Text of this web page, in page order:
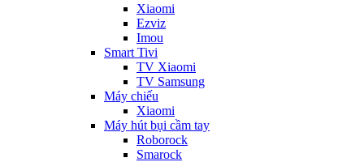
Xiaomi
Ezviz
Imou
Smart Tivi
TV Xiaomi
TV Samsung
Máy chiếu
Xiaomi
Máy hút bụi cầm tay
Roborock
Smarock